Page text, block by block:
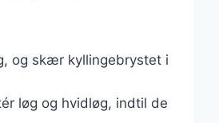
og skær kyllingebrystet i
løg og hvidløg, indtil de